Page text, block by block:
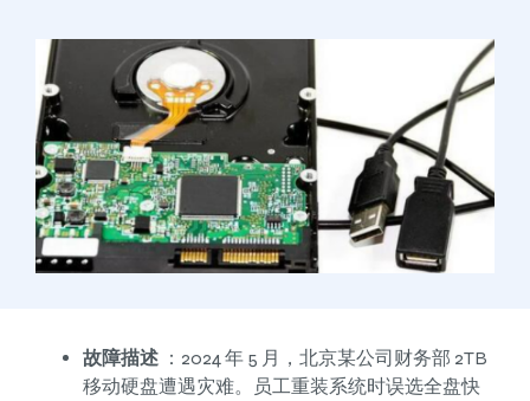
故障描述 ：2024 年 5 月，北京某公司财务部 2TB
移动硬盘遭遇灾难。员工重装系统时误选全盘快